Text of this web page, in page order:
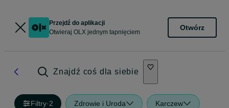
Przejdź do aplikacji
Otwieraj OLX jednym tapnięciem
Otwórz
Znajdź coś dla siebie
Filtry·2 Zdrowie i Uroda Karczew